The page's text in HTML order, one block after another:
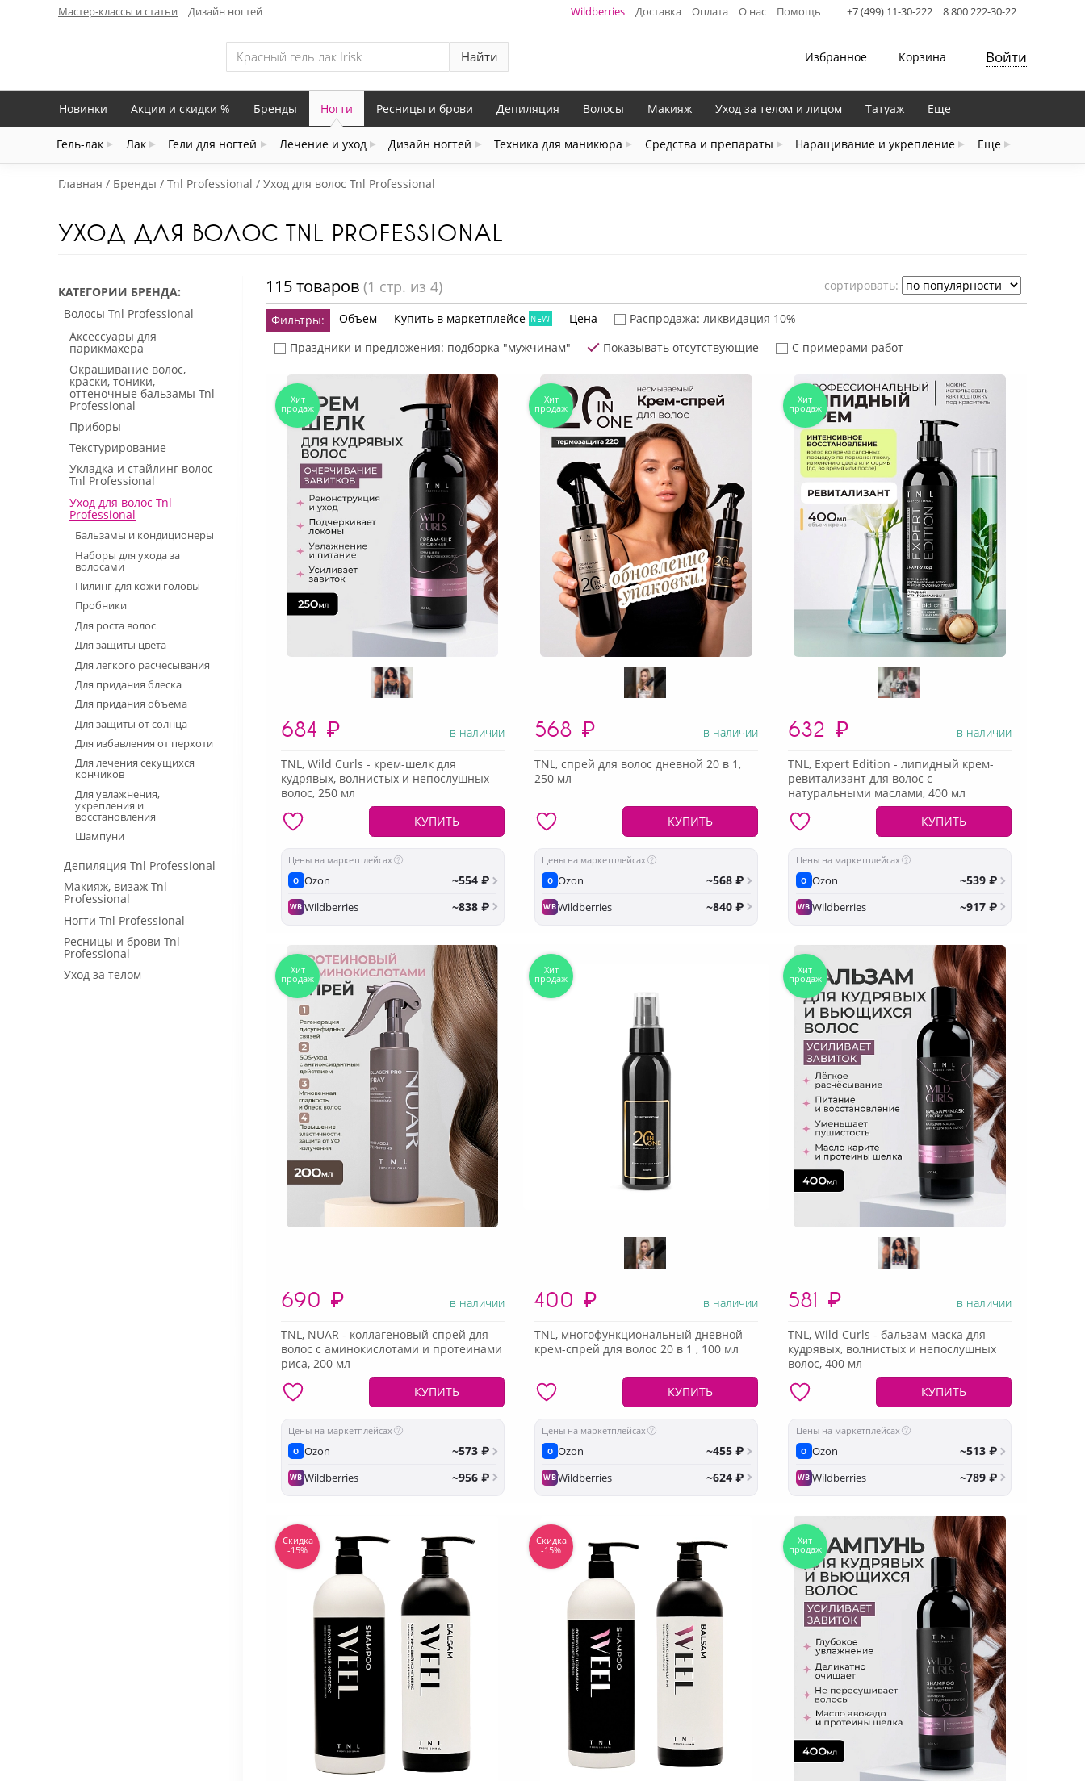
Мастер-классы и статьи Дизайн ногтей Wildberries Доставка Оплата О нас Помощь +7 (499) 11-30-222 8 800 222-30-22
Найти Избранное Корзина Войти
Новинки Акции и скидки % Бренды Ногти
Гель-лак Лак Гели для ногтей Лечение и уход Дизайн ногтей Техника для маникюра Средства и препараты Наращивание и укрепление Еще
Ресницы и брови Депиляция Волосы Макияж Уход за телом и лицом Татуаж Еще
Главная Бренды Tnl Professional Уход для волос Tnl Professional
УХОД ДЛЯ ВОЛОС TNL PROFESSIONAL
КАТЕГОРИИ БРЕНДА
Волосы Tnl Professional
Аксессуары для
парикмахера
Окрашивание волос,
краски, тоники,
оттеночные бальзамы Tnl
Professional
Приборы
Текстурирование
Укладка и стайлинг волос
Tnl Professional
Уход для волос Tnl
Professional
Бальзамы и кондиционеры
Наборы для ухода за
волосами
Пилинг для кожи головы
Пробники
Для роста волос
Для защиты цвета
Для легкого расчесывания
Для придания блеска
Для придания объема
Для защиты от солнца
Для избавления от перхоти
Для лечения секущихся
кончиков
Для увлажнения,
укрепления и
восстановления
Шампуни
Депиляция Tnl Professional
Макияж, визаж Tnl
Professional
Ногти Tnl Professional
Ресницы и брови Tnl
Professional
Уход за телом
115 товаров (1 стр. из 4) cортировать:
Фильтры: Объем Купить в маркетплейсе Цена
Распродажа: ликвидация 10%
Праздники и предложения: подборка "мужчинам"
Показывать отсутствующие С примерами работ
684 ₽ в наличии
TNL, Wild Curls - крем-шелк для
кудрявых, волнистых и непослушных
волос, 250 мл
КУПИТЬ
Цены на маркетплейсах
O Ozon ~554 ₽
WB Wildberries ~838 ₽
568 ₽ в наличии
TNL, спрей для волос дневной 20 в 1,
250 мл
КУПИТЬ
Цены на маркетплейсах
O Ozon ~568 ₽
WBWildberries ~840 ₽
632 ₽ в наличии
TNL, Expert Edition - липидный крем-
ревитализант для волос с
натуральными маслами, 400 мл
КУПИТЬ
Цены на маркетплейсах
O Ozon ~539 ₽
WBWildberries ~917 ₽
690 ₽ в наличии
TNL, NUAR - коллагеновый спрей для
волос с аминокислотами и протеинами
риса, 200 мл
КУПИТЬ
Цены на маркетплейсах
O Ozon ~573 ₽
WB Wildberries ~956 ₽
400 ₽ в наличии
TNL, многофункциональный дневной
крем-спрей для волос 20 в 1 , 100 мл
КУПИТЬ
Цены на маркетплейсах
O Ozon ~455 ₽
WBWildberries ~624 ₽
581 ₽ в наличии
TNL, Wild Curls - бальзам-маска для
кудрявых, волнистых и непослушных
волос, 400 мл
КУПИТЬ
Цены на маркетплейсах
O Ozon ~513 ₽
WBWildberries ~789 ₽
Скидка
-15%
Скидка
-15%